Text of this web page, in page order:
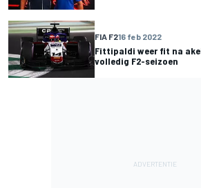
FIA F216 feb 2022
Fittipaldi weer fit na
volledig F2-seizoen